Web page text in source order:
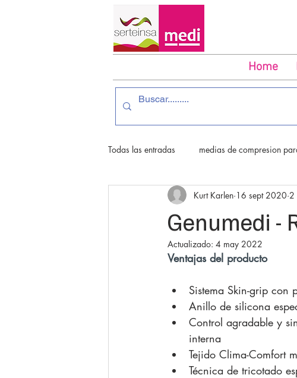
Home
Todas las entradas medias de compresion
medias para diabetico Ulcera Venosa
Genumedi -
Kurt Karlen 16 sept 2020 2
Actualizado: 4 may 2022
Ventajas del producto
Sistema Skin-grip con
Anillo de silicona
Control agradable y
interna
Tejido Clima-Comfort
Técnica de tricotado